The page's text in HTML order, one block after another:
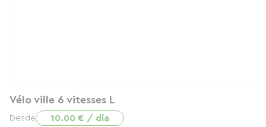
Vélo ville 6 vitesses L
Desde 10.00 € / día